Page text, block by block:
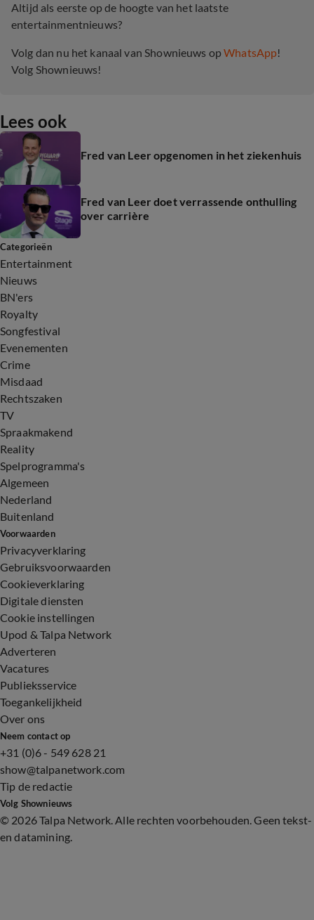
Altijd als eerste op de hoogte van het laatste
entertainmentnieuws?
Volg dan nu het kanaal van Shownieuws opWhatsApp!
Volg Shownieuws!
Lees ook
Fred van Leer opgenomen in het ziekenhuis
Fred van Leer doet verrassende onthulling
over carrière
Categorieën
Entertainment
Nieuws
BN'ers
Royalty
Songfestival
Evenementen
Crime
Misdaad
Rechtszaken
TV
Spraakmakend
Reality
Spelprogramma's
Algemeen
Nederland
Buitenland
Voorwaarden
Privacyverklaring
Gebruiksvoorwaarden
Cookieverklaring
Digitale diensten
Cookie instellingen
Upod & Talpa Network
Adverteren
Vacatures
Publieksservice
Toegankelijkheid
Over ons
Neem contact op
+31 (0)6 - 549 628 21
show@talpanetwork.com
Tip de redactie
Volg Shownieuws
© 2026 Talpa Network. Alle rechten voorbehouden. Geen tekst-
en datamining.